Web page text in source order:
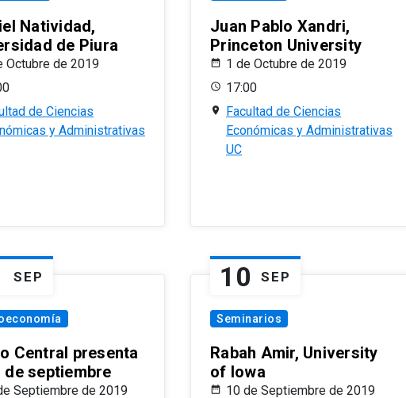
Natividad,
de Piura
Octubre de 2019
de Ciencias
y Administrativas
Juan Pablo Xandri,
Princeton University
1 de Octubre de 2019
17:00
Facultad de Ciencias
Económicas y Administrativas
UC
SEP
Central presenta
de septiembre
Septiembre de 2019
10 SEP
Seminarios
Rabah Amir, University
of Iowa
10 de Septiembre de 2019